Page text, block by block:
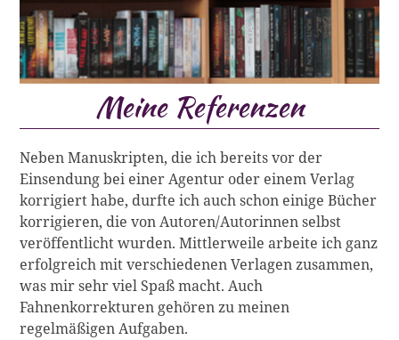
Meine Referenzen
Neben Manuskripten, die ich bereits vor der
Einsendung bei einer Agentur oder einem Verlag
korrigiert habe, durfte ich auch schon einige Bücher
korrigieren, die von Autoren/Autorinnen selbst
veröffentlicht wurden. Mittlerweile arbeite ich ganz
erfolgreich mit verschiedenen Verlagen zusammen,
was mir sehr viel Spaß macht. Auch
Fahnenkorrekturen gehören zu meinen
regelmäßigen Aufgaben.